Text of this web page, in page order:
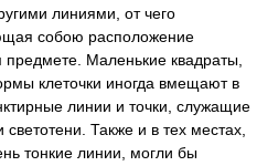
линиями, от чего
собою расположение
предмете. Маленькие квадраты,
клеточки иногда вмещают в
линии и точки, служащие
Также и в тех местах,
тонкие линии, могли бы